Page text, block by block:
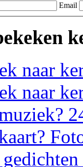
Email
naar
naar